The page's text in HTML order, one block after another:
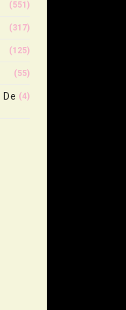
(551)
(317)
(125)
(55)
(4)